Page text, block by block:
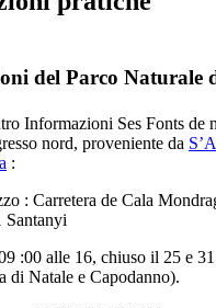
del Parco Naturale
Informazioni Ses Fonts de
nord, proveniente da
:
: Carretera de Cala
Santanyi
:00 alle 16, chiuso il 25 e
di Natale e Capodanno).